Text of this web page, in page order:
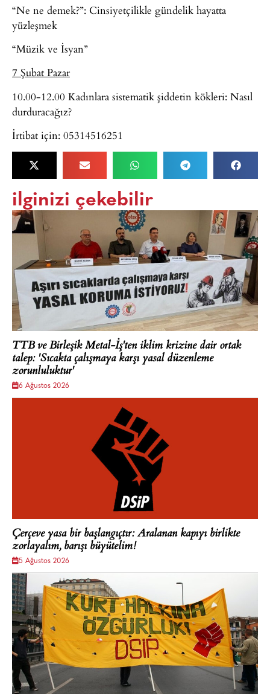
“Ne ne demek?”: Cinsiyetçilikle gündelik hayatta
yüzleşmek
“Müzik ve İsyan”
7 Şubat Pazar
10.00-12.00 Kadınlara sistematik şiddetin kökleri: Nasıl
durduracağız?
İrtibat için: 05314516251
ilginizi çekebilir
TTB ve Birleşik Metal-İş'ten iklim krizine dair ortak
talep: 'Sıcakta çalışmaya karşı yasal düzenleme
zorunluluktur'
6 Ağustos 2026
Çerçeve yasa bir başlangıçtır: Aralanan kapıyı birlikte
zorlayalım, barışı büyütelim!
5 Ağustos 2026